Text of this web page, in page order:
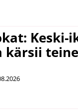
Keski-
kärsii